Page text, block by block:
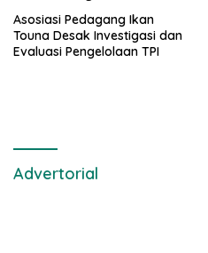
Asosiasi Pedagang Ikan
Touna Desak Investigasi dan
Evaluasi Pengelolaan TPI
Advertorial